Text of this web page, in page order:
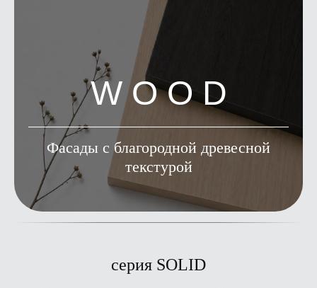
W O O D
Фасады с благородной древесной
текстурой
серия SOLID